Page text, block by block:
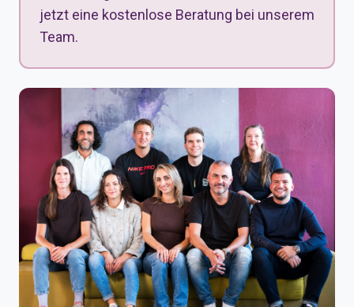
jetzt eine kostenlose Beratung bei unserem
Team.